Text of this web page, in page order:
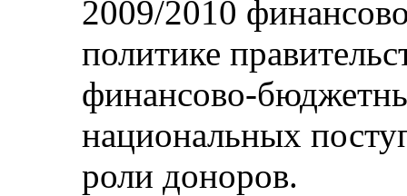
2009/2010
политике
финансово-
национальных
роли доноров.